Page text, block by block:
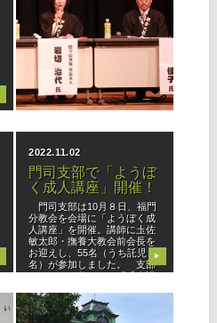
シンポジウム「教会
発展の道標」（南
部・北部・中央）
■南部ブロック 石橋文化セ
ンター共同ホール（久留米
市）を会場に67名の参加者が
集う中、三年千日活動をさら
なる勇み心で「今までよりプ
た。 生死を
▶
2022.11.02
門司支部で「ようぼ
く成人講座」開催！
門司支部は10月８日、福門
分教会を会場に「ようぼく成
人講座」を開催。講師に圡佐
敏太郎・撫養大教会前会長を
お迎えし、55名（うち託児６
名）が参加しました。 支部
としては２年ぶりの「成人講
インでの
▶
2022.06.02